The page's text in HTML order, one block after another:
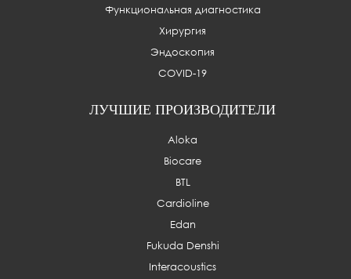
Функциональная диагностика
Хирургия
Эндоскопия
COVID-19
ЛУЧШИЕ ПРОИЗВОДИТЕЛИ
Aloka
Biocare
BTL
Cardioline
Edan
Fukuda Denshi
Interacoustics